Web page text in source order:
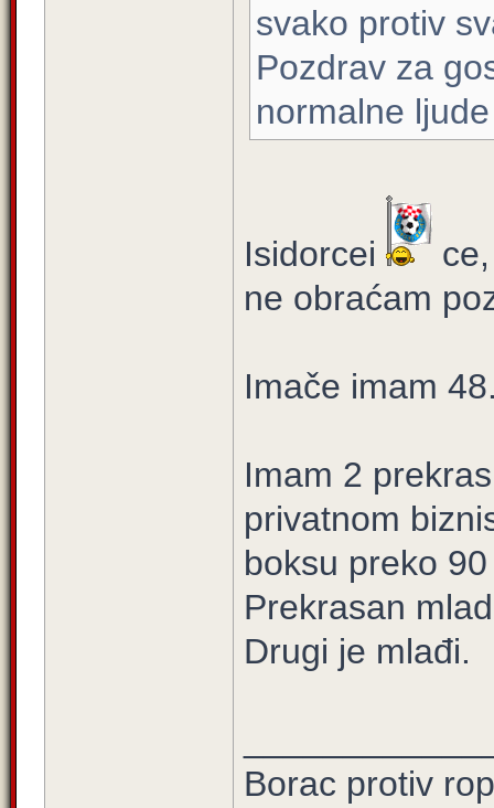
svako protiv
Pozdrav za
normalne
Isidorcei
ne obraćam
Imače imam
Imam 2
privatnom
boksu preko
Prekrasan
Drugi je mlađi.
Borac protiv